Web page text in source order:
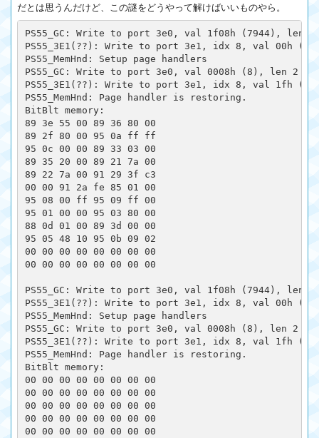
だとは思うんだけど、この謎をどうやって解けばいいものやら。
PS55_GC: Write to port 3e0, val 1f08h (7944), len 2
PS55_3E1(??): Write to port 3e1, idx 8, val 00h
PS55_MemHnd: Setup page handlers
PS55_GC: Write to port 3e0, val 0008h (8), len 2
PS55_3E1(??): Write to port 3e1, idx 8, val 1fh
PS55_MemHnd: Page handler is restoring.
BitBlt memory:
89 3e 55 00 89 36 80 00
89 2f 80 00 95 0a ff ff
95 0c 00 00 89 33 03 00
89 35 20 00 89 21 7a 00
89 22 7a 00 91 29 3f c3
00 00 91 2a fe 85 01 00
95 08 00 ff 95 09 ff 00
95 01 00 00 95 03 80 00
88 0d 01 00 89 3d 00 00
95 05 48 10 95 0b 09 02
00 00 00 00 00 00 00 00
00 00 00 00 00 00 00 00
PS55_GC: Write to port 3e0, val 1f08h (7944), len 2
PS55_3E1(??): Write to port 3e1, idx 8, val 00h
PS55_MemHnd: Setup page handlers
PS55_GC: Write to port 3e0, val 0008h (8), len 2
PS55_3E1(??): Write to port 3e1, idx 8, val 1fh
PS55_MemHnd: Page handler is restoring.
BitBlt memory:
00 00 00 00 00 00 00 00
00 00 00 00 00 00 00 00
00 00 00 00 00 00 00 00
00 00 00 00 00 00 00 00
00 00 00 00 00 00 00 00